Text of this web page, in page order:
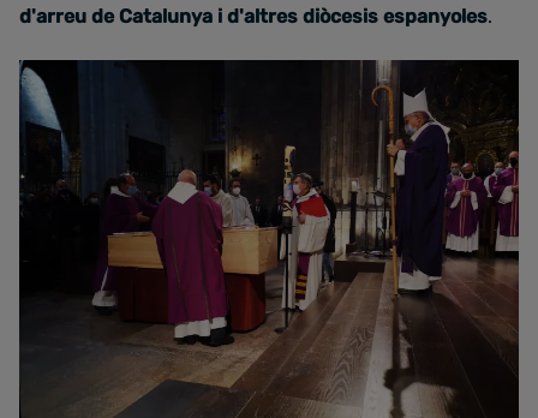
d'arreu de Catalunya i d'altres diòcesis espanyoles.